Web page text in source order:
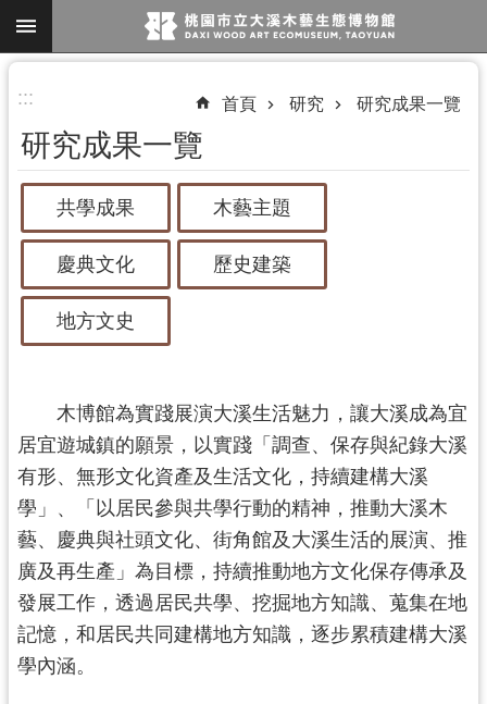
跳到主要內容區塊
搜
尋
參
覽
便
民
服
務
活
動
研
::: 首頁 研究 研究成果一覽
研究成果一覽
共學成果 木藝主題
慶典文化 歷史建築
地方文史
木博館為實踐展演大溪生活魅力，讓大溪成為宜
居宜遊城鎮的願景，以實踐「調查、保存與紀錄大溪
有形、無形文化資產及生活文化，持續建構大溪
學」、「以居民參與共學行動的精神，推動大溪木
藝、慶典與社頭文化、街角館及大溪生活的展演、推
廣及再生產」為目標，持續推動地方文化保存傳承及
發展工作，透過居民共學、挖掘地方知識、蒐集在地
記憶，和居民共同建構地方知識，逐步累積建構大溪
學內涵。